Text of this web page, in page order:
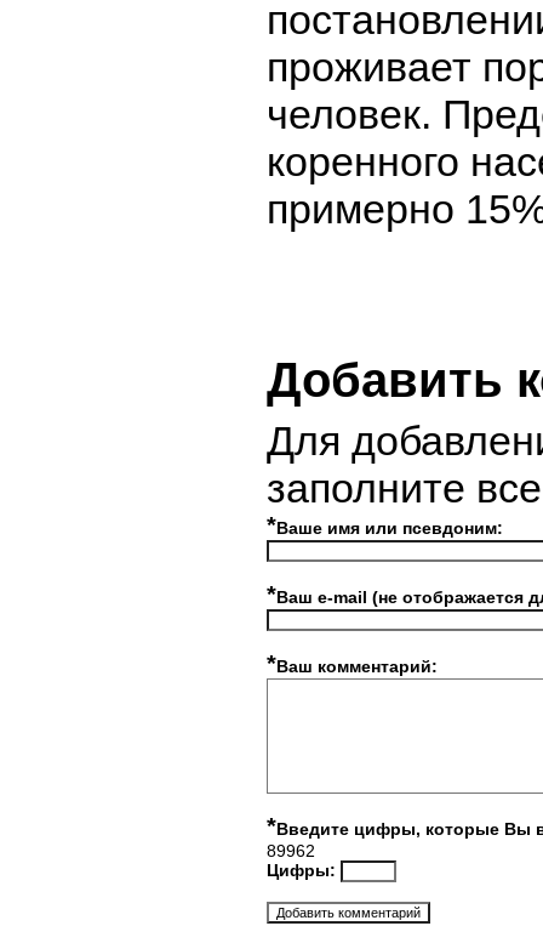
проживает
человек.
коренного
примерно
Добавить
Для
заполните
*Ваше имя или псевдоним:
*Ваш e-mail (не отображается
*Ваш комментарий:
*Введите цифры, которые Вы
89962
Цифры: